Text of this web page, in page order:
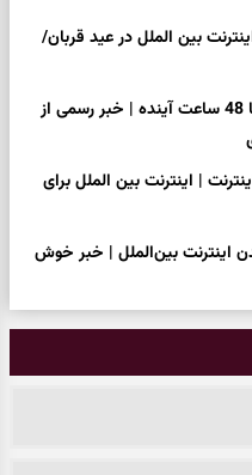
بین الملل در عید قربان/
فوری/ بازگشایی اینترنت بین الملل تا 48 ساعت آینده | خبر رسمی از
| اینترنت بین الملل برای
اینترنت بین‌الملل | خبر خوش